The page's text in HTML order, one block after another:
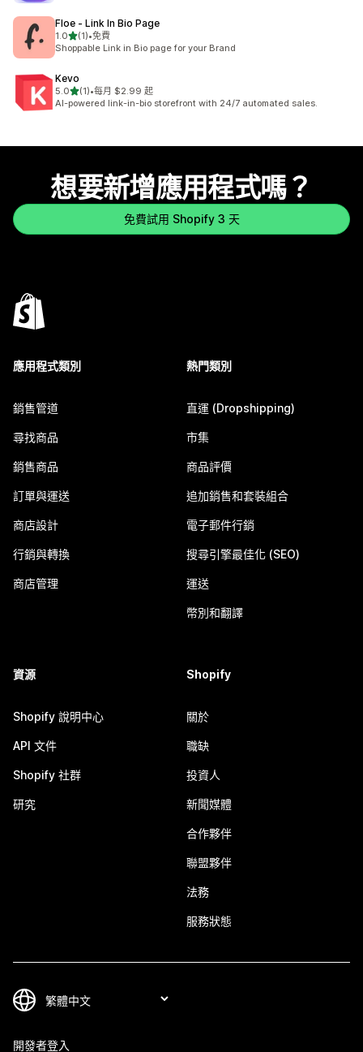
Floe ‑ Link In Bio Page
1.0滿分 5 顆星
(1)
共有 1 則評價
•免費
Shoppable Link in Bio page for your Brand
Kevo
5.0滿分 5 顆星
(1)
共有 1 則評價
•每月 $2.99 起
AI-powered link-in-bio storefront with 24/7 automated sales.
想要新增應用程式嗎？
免費試用 Shopify 3 天
應用程式類別
銷售管道
尋找商品
銷售商品
訂單與運送
商店設計
行銷與轉換
商店管理
熱門類別
直運 (Dropshipping)
市集
商品評價
追加銷售和套裝組合
電子郵件行銷
搜尋引擎最佳化 (SEO)
運送
幣別和翻譯
資源
Shopify 說明中心
API 文件
Shopify 社群
研究
Shopify
關於
職缺
投資人
新聞媒體
合作夥伴
聯盟夥伴
法務
服務狀態
開發者登入